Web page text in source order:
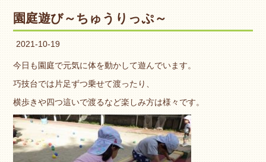
園庭遊び～ちゅうりっぷ～
2021-10-19
今日も園庭で元気に体を動かして遊んでいます。
巧技台では片足ずつ乗せて渡ったり、
横歩きや四つ這いで渡るなど楽しみ方は様々です。